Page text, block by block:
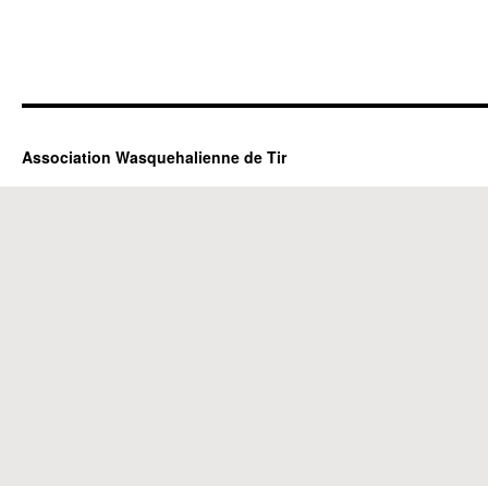
Association Wasquehalienne de Tir